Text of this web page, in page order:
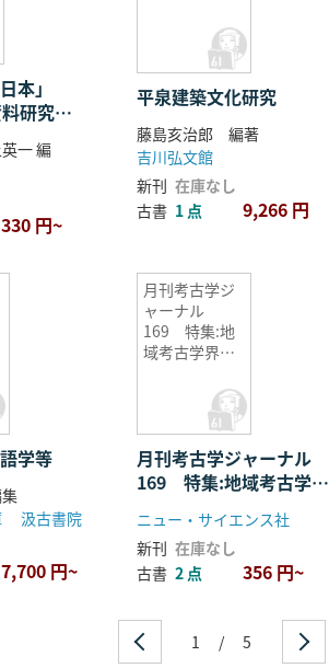
本」
研究の
一 編
330 円~
平泉建築文化研究
藤島亥治郎 編著
吉川弘文館
新刊 在庫なし
古書 1 点 9,266 円
学等
汲古書院
7,700 円~
月刊考古学ジ
ャーナル
169 特集:地
域考古学界の
月刊考古学ジャーナル
169 特集:地域考古学界
ニュー・サイエンス社
新刊 在庫なし
古書 2 点 356 円~
1 / 5